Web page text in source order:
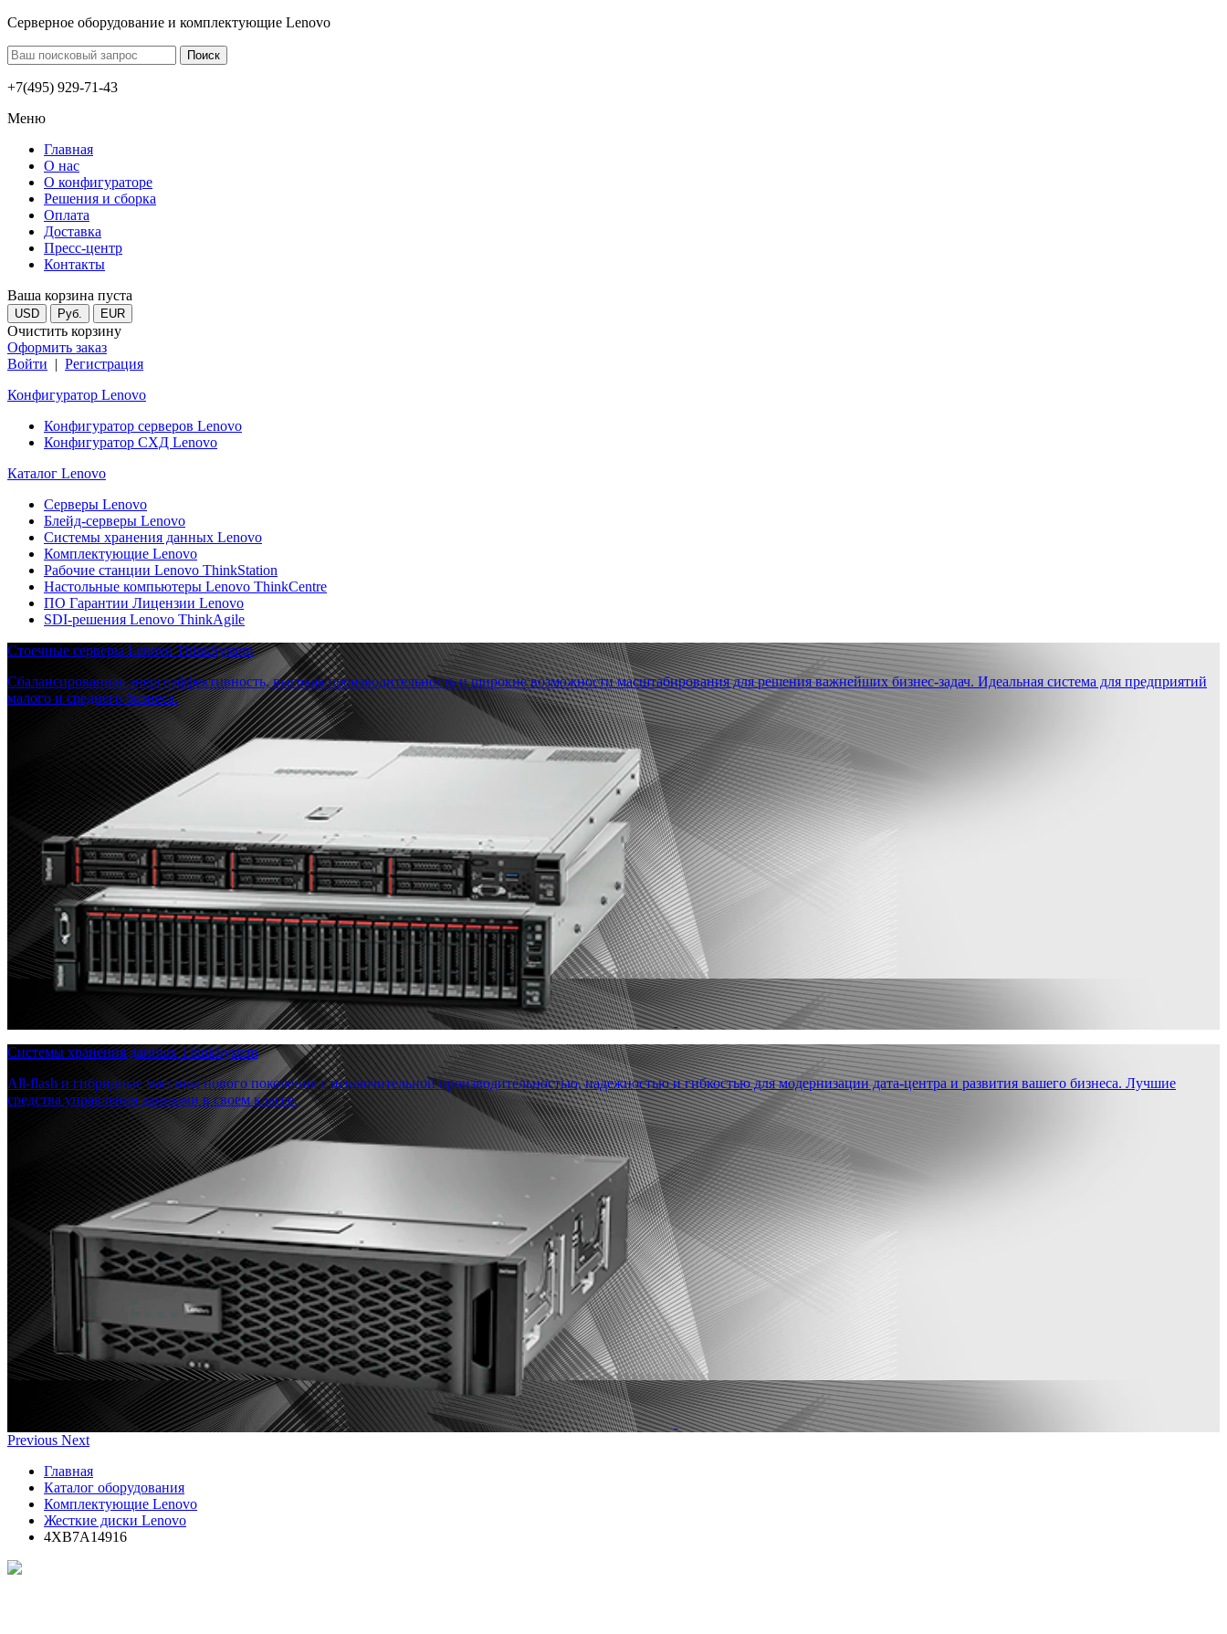
Серверное оборудование и комплектующие Lenovo
+7(495) 929-71-43
Меню
Главная
О нас
О конфигураторе
Решения и сборка
Оплата
Доставка
Пресс-центр
Контакты
Ваша корзина пуста
USD Руб. EUR
Очистить корзину
Оформить заказ
Войти | Регистрация
Конфигуратор Lenovo
Конфигуратор серверов Lenovo
Конфигуратор СХД Lenovo
Каталог Lenovo
Серверы Lenovo
Блейд-серверы Lenovo
Системы хранения данных Lenovo
Комплектующие Lenovo
Рабочие станции Lenovo ThinkStation
Настольные компьютеры Lenovo ThinkCentre
ПО Гарантии Лицензии Lenovo
SDI-решения Lenovo ThinkAgile
Стоечные серверы Lenovo ThinkSystem
Сбалансированная энергоэффективность, высокая производительность и широкие возможности масштабирования для решения важнейших бизнес-задач. Идеальная система для предприятий
малого и среднего бизнеса.
Системы хранения данных ThinkSystem
All-flash и гибридные массивы нового поколения с исключительной производительностью, надежностью и гибкостью для модернизации дата-центра и развития вашего бизнеса. Лучшие
средства управления данными в своем классе.
Previous Next
Главная
Каталог оборудования
Комплектующие Lenovo
Жесткие диски Lenovo
4XB7A14916